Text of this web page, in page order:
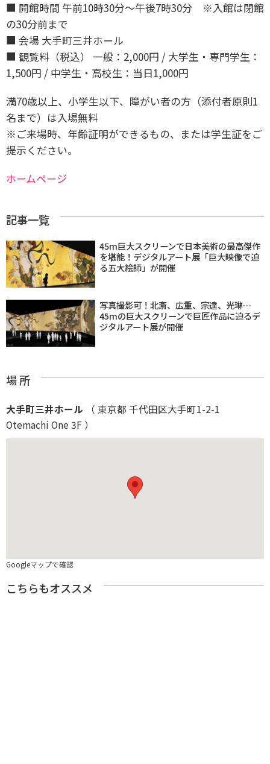
■ 開館時間 午前10時30分〜午後7時30分 ※入館は閉館
の30分前まで
■ 会場 大手町三井ホール
■ 観覧料（税込） 一般：2,000円 / 大学生・専門学生：
1,500円 / 中学生・高校生：当日1,000円
満70歳以上、小学生以下、障がい者の方（添付者原則1
名まで）は入場無料
※ご来場時、年齢証明ができるもの、または学生証をご
提示ください。
ホームページ
記事一覧
45m巨大スクリーンで日本美術の最高傑作
を堪能！デジタルアート展「巨大映像で迫
る五大絵師」が開催
写真撮影可！北斎、広重、宗達、光琳…
45mの巨大スクリーンで巨匠作品に迫るデ
ジタルアート展が開催
場 所
大手町三井ホール （ 東京都 千代田区大手町1-2-1
Otemachi One 3F ）
Googleマップで確認
こちらもオススメ